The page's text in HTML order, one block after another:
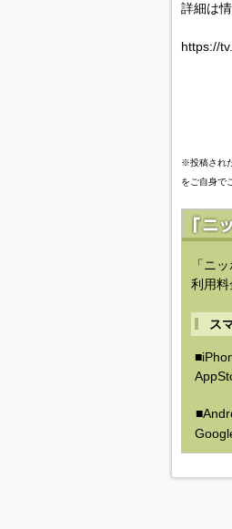
詳細は
https://
※投稿され
をご自身で
「ニ
利用料
ス